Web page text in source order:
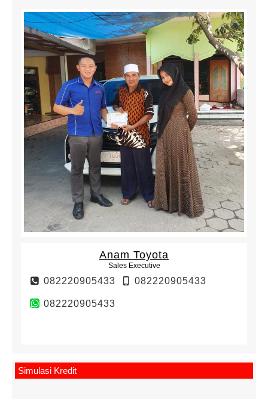
Anam Toyota
Sales Executive
082220905433 082220905433
082220905433
Simulasi Kredit